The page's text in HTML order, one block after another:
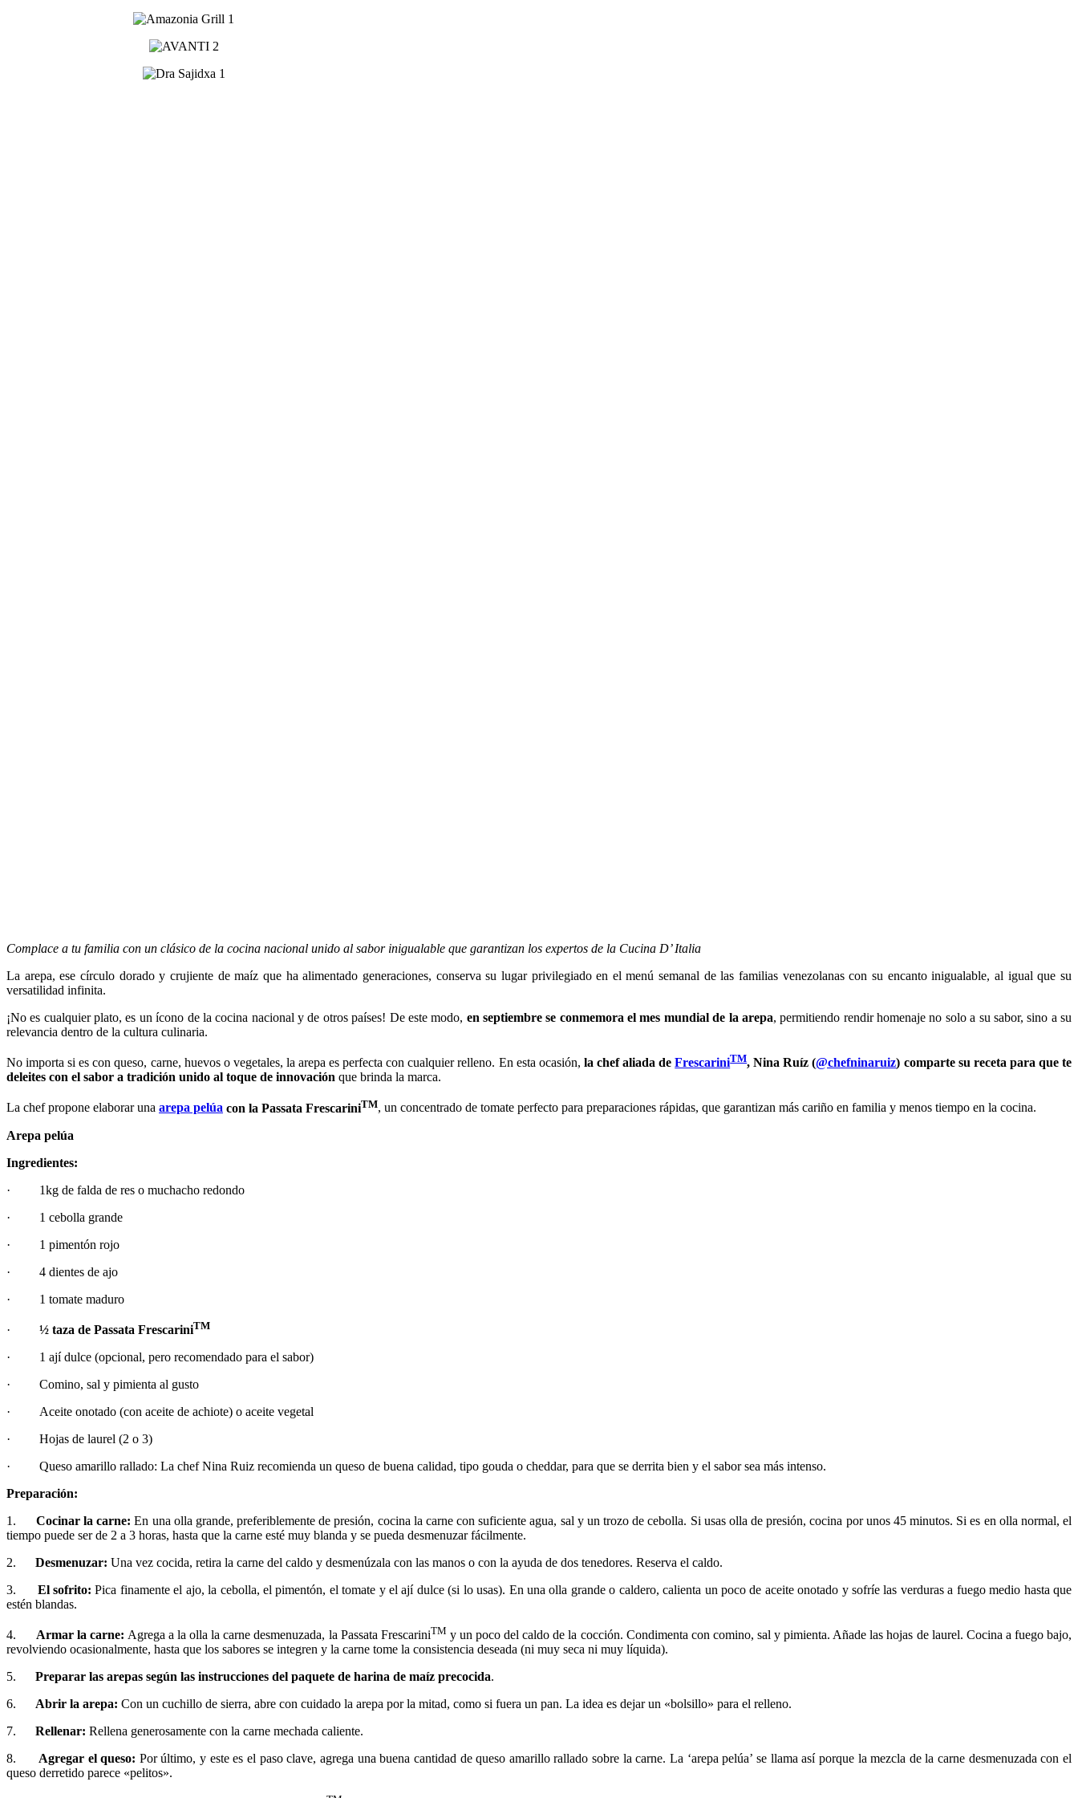
Complace a tu familia con un clásico de la cocina nacional unido al sabor inigualable que garantizan los expertos de la Cucina D’ Italia
La arepa, ese círculo dorado y crujiente de maíz que ha alimentado generaciones, conserva su lugar privilegiado en el menú semanal de las familias venezolanas con su encanto inigualable, al igual que su
versatilidad infinita.
¡No es cualquier plato, es un ícono de la cocina nacional y de otros países! De este modo, en septiembre se conmemora el mes mundial de la arepa, permitiendo rendir homenaje no solo a su sabor, sino a su
relevancia dentro de la cultura culinaria.
No importa si es con queso, carne, huevos o vegetales, la arepa es perfecta con cualquier relleno. En esta ocasión, la chef aliada deFrescariniTM, Nina Ruíz (@chefninaruiz) comparte su receta para que te
deleites con el sabor a tradición unido al toque de innovación que brinda la marca.
La chef propone elaborar una arepa pelúa con la Passata FrescariniTM, un concentrado de tomate perfecto para preparaciones rápidas, que garantizan más cariño en familia y menos tiempo en la cocina.
Arepa pelúa
Ingredientes:
· 1kg de falda de res o muchacho redondo
· 1 cebolla grande
· 1 pimentón rojo
· 4 dientes de ajo
· 1 tomate maduro
· ½ taza de Passata FrescariniTM
· 1 ají dulce (opcional, pero recomendado para el sabor)
· Comino, sal y pimienta al gusto
· Aceite onotado (con aceite de achiote) o aceite vegetal
· Hojas de laurel (2 o 3)
· Queso amarillo rallado: La chef Nina Ruiz recomienda un queso de buena calidad, tipo gouda o cheddar, para que se derrita bien y el sabor sea más intenso.
Preparación:
1. Cocinar la carne: En una olla grande, preferiblemente de presión, cocina la carne con suficiente agua, sal y un trozo de cebolla. Si usas olla de presión, cocina por unos 45 minutos. Si es en olla normal, el
tiempo puede ser de 2 a 3 horas, hasta que la carne esté muy blanda y se pueda desmenuzar fácilmente.
2. Desmenuzar: Una vez cocida, retira la carne del caldo y desmenúzala con las manos o con la ayuda de dos tenedores. Reserva el caldo.
3. El sofrito: Pica finamente el ajo, la cebolla, el pimentón, el tomate y el ají dulce (si lo usas). En una olla grande o caldero, calienta un poco de aceite onotado y sofríe las verduras a fuego medio hasta que
estén blandas.
4. Armar la carne: Agrega a la olla la carne desmenuzada, la Passata FrescariniTM y un poco del caldo de la cocción. Condimenta con comino, sal y pimienta. Añade las hojas de laurel. Cocina a fuego bajo,
revolviendo ocasionalmente, hasta que los sabores se integren y la carne tome la consistencia deseada (ni muy seca ni muy líquida).
5. Preparar las arepas según las instrucciones del paquete de harina de maíz precocida.
6. Abrir la arepa: Con un cuchillo de sierra, abre con cuidado la arepa por la mitad, como si fuera un pan. La idea es dejar un «bolsillo» para el relleno.
7. Rellenar: Rellena generosamente con la carne mechada caliente.
8. Agregar el queso: Por último, y este es el paso clave, agrega una buena cantidad de queso amarillo rallado sobre la carne. La ‘arepa pelúa’ se llama así porque la mezcla de la carne desmenuzada con el
queso derretido parece «pelitos».